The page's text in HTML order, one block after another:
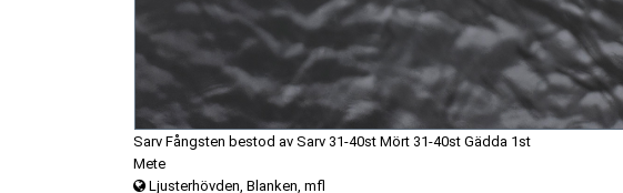
Sarv Fångsten bestod av Sarv 31-40st Mört 31-40st Gädda 1st
Mete
Ljusterhövden, Blanken, mfl